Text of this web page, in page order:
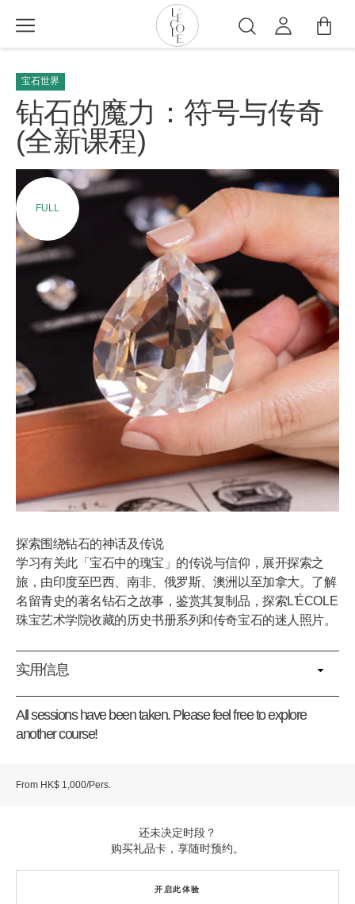
到
Jewelry
搜
索
宝石世界
钻石的魔力：符号与传奇
(全新课程)
FULL
探索围绕钻石的神话及传说
学习有关此「宝石中的瑰宝」的传说与信仰，展开探索之
旅，由印度至巴西、南非、俄罗斯、澳洲以至加拿大。了解
名留青史的著名钻石之故事，鉴赏其复制品，探索L'ÉCOLE
珠宝艺术学院收藏的历史书册系列和传奇宝石的迷人照片。
实用信息
All sessions have been taken. Please feel free to explore
another course!
From HK$ 1,000/Pers.
还未决定时段？
购买礼品卡，享随时预约。
开启此体验